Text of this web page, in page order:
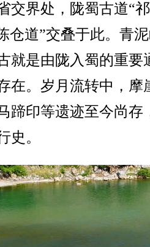
交界处，陇蜀古道“
仓道”交叠于此。青
就是由陇入蜀的重要
在。岁月流转中，摩
蹄印等遗迹至今尚存
史。